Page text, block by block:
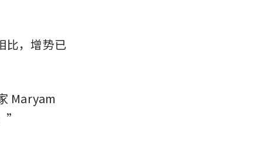
比，增势已
Maryam
”